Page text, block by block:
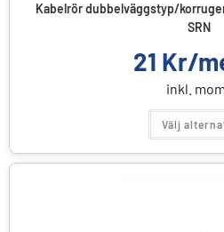
Kabelrör dubbelväggstyp/
SRN
21 Kr/
inkl.
Välj